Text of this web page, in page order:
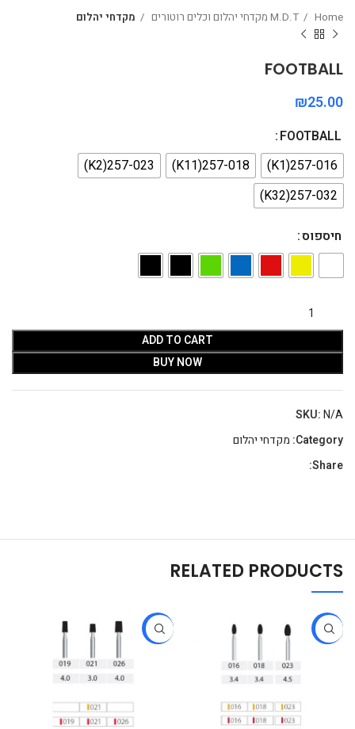
Home M.D.T מקדחי יהלום וכלים רוטורים מקדחי יהלום
FOOTBALL
₪
FOOTBALL
257-016(K1)
257-018(K11)
257-023(K2)
257-032(K32)
חיספוס
ADD TO CART
BUY NOW
SKU:N/A
Category: מקדחי יהלום
Share:
RELATED PRODUCTS
-22%
-14%